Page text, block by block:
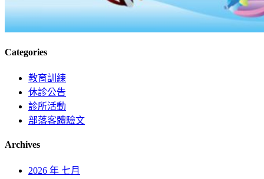
Categories
教育訓練
休診公告
診所活動
部落客體驗文
Archives
2026 年 七月